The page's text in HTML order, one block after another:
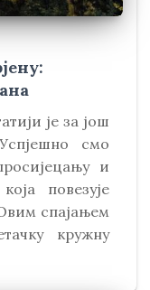
је за још
смо
и
повезује
спајањем
кружну